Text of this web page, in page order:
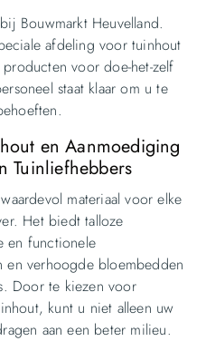
Bouwmarkt Heuvelland.
afdeling voor tuinhout
voor doe-het-zelf
staat klaar om u te
en Aanmoediging
Tuinliefhebbers
materiaal voor elke
Het biedt talloze
en functionele
en verhoogde bloembedden
Door te kiezen voor
kunt u niet alleen uw
aan een beter milieu.